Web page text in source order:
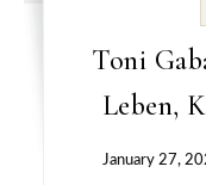
Toni
Leben,
January 27,